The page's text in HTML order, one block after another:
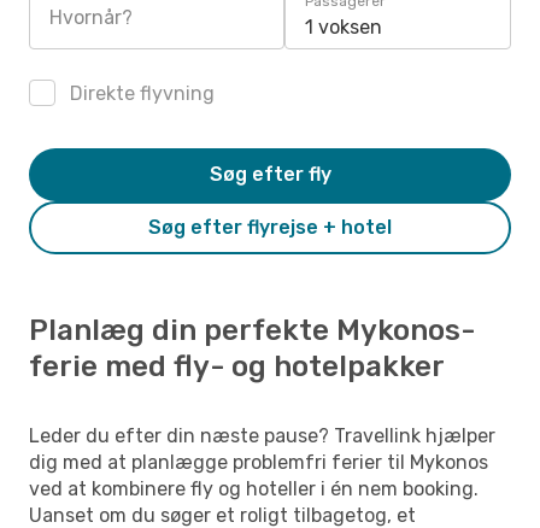
Hvornår? 1 voksen
Direkte flyvning
Søg efter flyrejse + hotel
Søg efter fly
Planlæg din perfekte Mykonos-
ferie med fly- og hotelpakker
Leder du efter din næste pause? Travellink hjælper
dig med at planlægge problemfri ferier til Mykonos
ved at kombinere fly og hoteller i én nem booking.
Uanset om du søger et roligt tilbagetog, et